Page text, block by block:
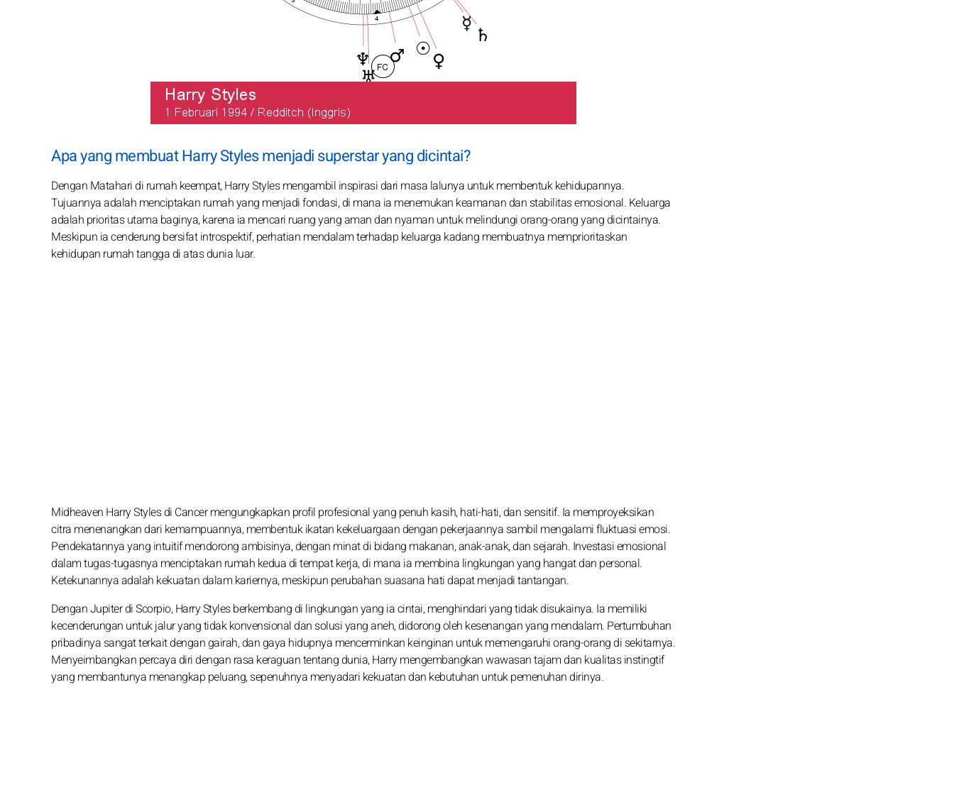
Apa yang membuat Harry Styles menjadi superstar yang dicintai?
Dengan Matahari di rumah keempat, Harry Styles mengambil inspirasi dari masa lalunya untuk membentuk kehidupannya.
Tujuannya adalah menciptakan rumah yang menjadi fondasi, di mana ia menemukan keamanan dan stabilitas emosional. Keluarga
adalah prioritas utama baginya, karena ia mencari ruang yang aman dan nyaman untuk melindungi orang-orang yang dicintainya.
Meskipun ia cenderung bersifat introspektif, perhatian mendalam terhadap keluarga kadang membuatnya memprioritaskan
kehidupan rumah tangga di atas dunia luar.
Midheaven Harry Styles di Cancer mengungkapkan profil profesional yang penuh kasih, hati-hati, dan sensitif. Ia memproyeksikan
citra menenangkan dari kemampuannya, membentuk ikatan kekeluargaan dengan pekerjaannya sambil mengalami fluktuasi emosi.
Pendekatannya yang intuitif mendorong ambisinya, dengan minat di bidang makanan, anak-anak, dan sejarah. Investasi emosional
dalam tugas-tugasnya menciptakan rumah kedua di tempat kerja, di mana ia membina lingkungan yang hangat dan personal.
Ketekunannya adalah kekuatan dalam kariernya, meskipun perubahan suasana hati dapat menjadi tantangan.
Dengan Jupiter di Scorpio, Harry Styles berkembang di lingkungan yang ia cintai, menghindari yang tidak disukainya. Ia memiliki
kecenderungan untuk jalur yang tidak konvensional dan solusi yang aneh, didorong oleh kesenangan yang mendalam. Pertumbuhan
pribadinya sangat terkait dengan gairah, dan gaya hidupnya mencerminkan keinginan untuk memengaruhi orang-orang di sekitarnya.
Menyeimbangkan percaya diri dengan rasa keraguan tentang dunia, Harry mengembangkan wawasan tajam dan kualitas instingtif
yang membantunya menangkap peluang, sepenuhnya menyadari kekuatan dan kebutuhan untuk pemenuhan dirinya.